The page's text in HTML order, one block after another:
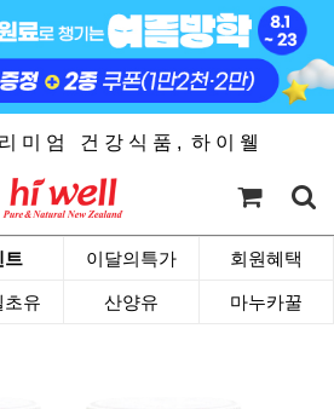
미 엄 건 강 식 품 , 하 이 웰
트 이달의특가 회원혜택
초유 산양유 마누카꿀